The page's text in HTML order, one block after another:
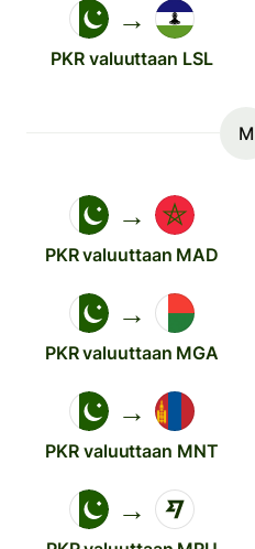
→
PKR valuuttaan LSL
M
→
PKR valuuttaan MAD
→
PKR valuuttaan MGA
→
PKR valuuttaan MNT
→